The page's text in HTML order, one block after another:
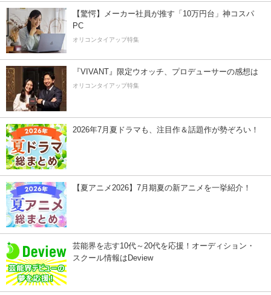
【驚愕】メーカー社員が推す「10万円台」神コスパ
PC
オリコンタイアップ特集
『VIVANT』限定ウオッチ、プロデューサーの感想は
オリコンタイアップ特集
2026年7月夏ドラマも、注目作＆話題作が勢ぞろい！
【夏アニメ2026】7月期夏の新アニメを一挙紹介！
芸能界を志す10代～20代を応援！オーディション・
スクール情報はDeview